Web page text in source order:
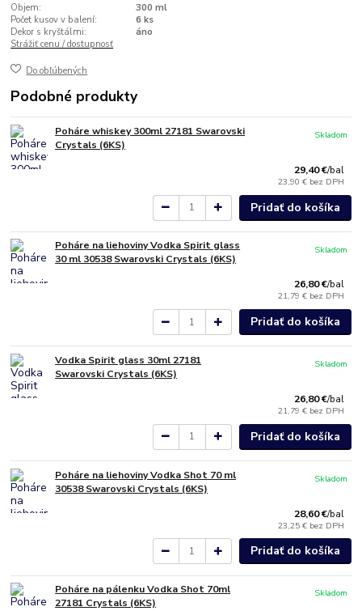
Objem:
300 ml
Počet kusov v balení:
6 ks
Dekor s kryštálmi:
áno
Strážiť cenu / dostupnosť
Do obľúbených
Podobné produkty
Poháre whiskey 300ml 27181 Swarovski
Crystals (6KS)
29,40 €/bal
23,90 € bez DPH
Skladom
Pridať do košíka
Poháre na liehoviny Vodka Spirit glass
30 ml 30538 Swarovski Crystals (6KS)
26,80 €/bal
21,79 € bez DPH
Skladom
Pridať do košíka
Vodka Spirit glass 30ml 27181
Swarovski Crystals (6KS)
26,80 €/bal
21,79 € bez DPH
Skladom
Pridať do košíka
Poháre na liehoviny Vodka Shot 70 ml
30538 Swarovski Crystals (6KS)
28,60 €/bal
23,25 € bez DPH
Skladom
Pridať do košíka
Poháre na pálenku Vodka Shot 70ml
27181 Crystals (6KS)
Skladom